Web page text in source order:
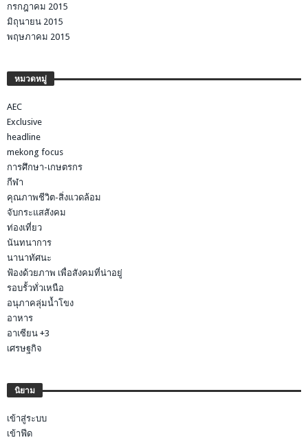
กรกฎาคม 2015
มิถุนายน 2015
พฤษภาคม 2015
หมวดหมู่
AEC
Exclusive
headline
mekong focus
การศึกษา-เกษตรกร
กีฬา
คุณภาพชีวิต-สิ่งแวดล้อม
จับกระแสสังคม
ท่องเที่ยว
นันทนาการ
นานาทัศนะ
ฟ้องด้วยภาพ เพื่อสังคมที่น่าอยู่
รอบรั้วทั่วเหนือ
อนุภาคลุ่มน้ำโขง
อาหาร
อาเซียน +3
เศรษฐกิจ
นิยาม
เข้าสู่ระบบ
เข้าฟีด